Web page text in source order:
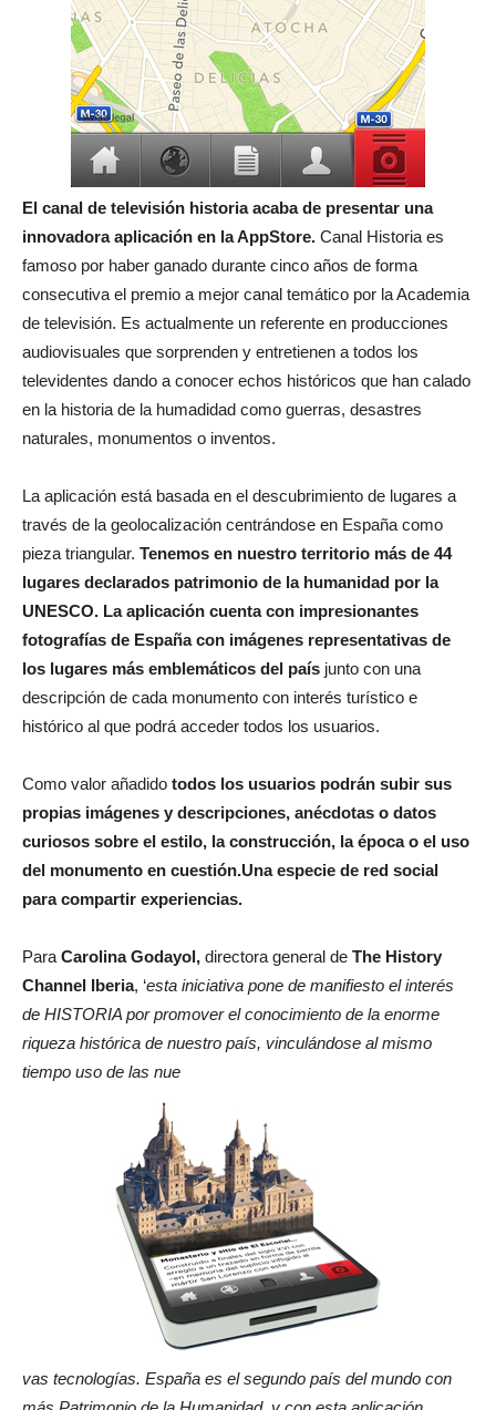
El canal de televisión historia acaba de presentar una
innovadora aplicación en la AppStore. Canal Historia es
famoso por haber ganado durante cinco años de forma
consecutiva el premio a mejor canal temático por la Academia
de televisión. Es actualmente un referente en producciones
audiovisuales que sorprenden y entretienen a todos los
televidentes dando a conocer echos históricos que han calado
en la historia de la humadidad como guerras, desastres
naturales, monumentos o inventos.
La aplicación está basada en el descubrimiento de lugares a
través de la geolocalización centrándose en España como
pieza triangular. Tenemos en nuestro territorio más de 44
lugares declarados patrimonio de la humanidad por la
UNESCO. La aplicación cuenta con impresionantes
fotografías de España con imágenes representativas de
los lugares más emblemáticos del país junto con una
descripción de cada monumento con interés turístico e
histórico al que podrá acceder todos los usuarios.
Como valor añadido todos los usuarios podrán subir sus
propias imágenes y descripciones, anécdotas o datos
curiosos sobre el estilo, la construcción, la época o el uso
del monumento en cuestión.Una especie de red social
para compartir experiencias.
Para Carolina Godayol, directora general de The History
Channel Iberia, ‘esta iniciativa pone de manifiesto el interés
de HISTORIA por promover el conocimiento de la enorme
riqueza histórica de nuestro país, vinculándose al mismo
tiempo uso de las nue
vas tecnologías. España es el segundo país del mundo con